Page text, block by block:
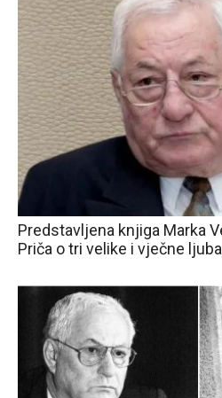
Predstavljena knjiga Marka
Priča o tri velike i vječne